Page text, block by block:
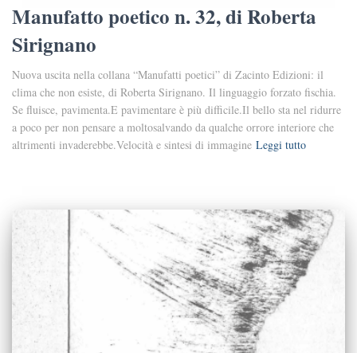
Manufatto poetico n. 32, di Roberta
Sirignano
Nuova uscita nella collana “Manufatti poetici” di Zacinto Edizioni: il
clima che non esiste, di Roberta Sirignano. Il linguaggio forzato fischia.
Se fluisce, pavimenta.E pavimentare è più difficile.Il bello sta nel ridurre
a poco per non pensare a moltosalvando da qualche orrore interiore che
altrimenti invaderebbe.Velocità e sintesi di immagine Leggi tutto